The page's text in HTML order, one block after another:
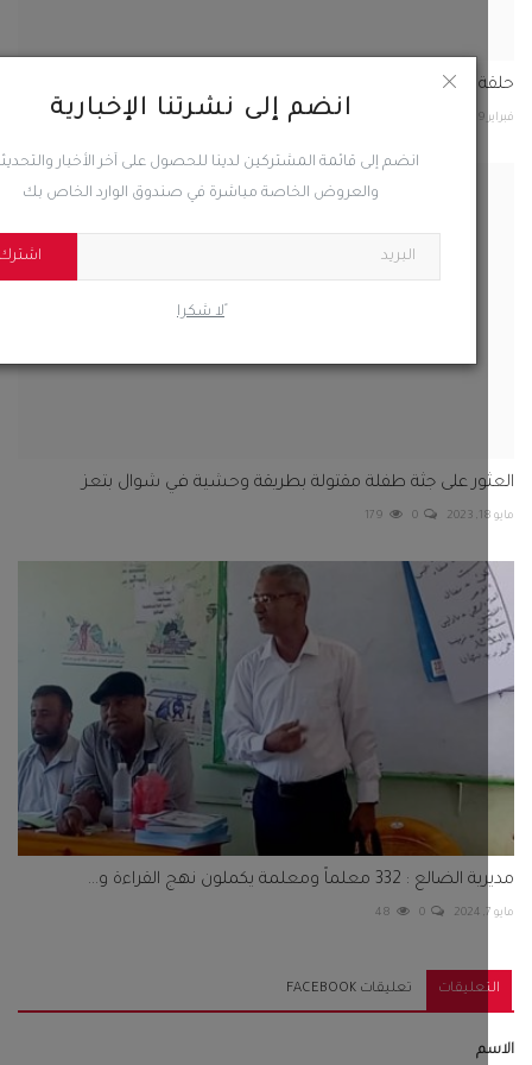
انضم إلى نشرتنا الإخبارية
انضم إلى قائمة المشتركين لدينا للحصول على آخر الأخبار والتحديثات
والعروض الخاصة مباشرة في صندوق الوارد الخاص بك
ًلا شكرا
تراثية ضمن فعاليات مهرجان اتحاد شباب الغد في أثوب...
على جثة طفلة مقتولة بطريقة وحشية في شوال بتعز
0
179
: 332 معلماً ومعلمة يكملون نهج القراءة و...
0
48
تعليقات FACEBOOK